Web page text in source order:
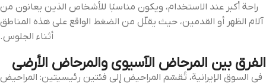
راحة أكبر عند الاستخدام، ويكون مناسبًا للأشخاص الذين يعانون من
آلام الظهر أو القدمين، حيث يقلّل من الضغط الواقع على هذه المناطق
أثناء الجلوس.
الفرق بين المرحاض الآسيوي والمرحاض الأرضي
في السوق الإيرانية، تُقسّم المراحيض إلى فئتين رئيسيتين: المراحيض